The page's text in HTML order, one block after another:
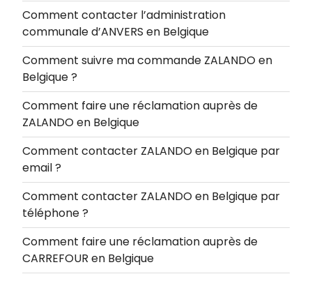
Comment contacter l’administration
communale d’ANVERS en Belgique
Comment suivre ma commande ZALANDO en
Belgique ?
Comment faire une réclamation auprès de
ZALANDO en Belgique
Comment contacter ZALANDO en Belgique par
email ?
Comment contacter ZALANDO en Belgique par
téléphone ?
Comment faire une réclamation auprès de
CARREFOUR en Belgique